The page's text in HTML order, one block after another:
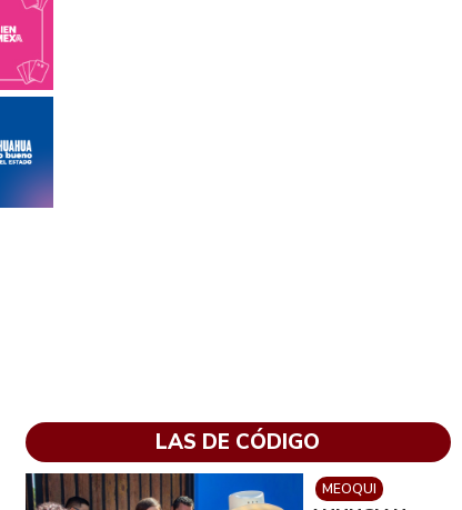
LAS DE CÓDIGO
MEOQUI